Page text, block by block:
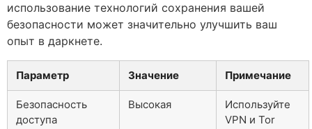
использование технологий сохранения вашей
безопасности может значительно улучшить ваш
опыт в даркнете.
Параметр Значение Примечание
Безопасность
доступа
Высокая
Используйте
VPN и Tor